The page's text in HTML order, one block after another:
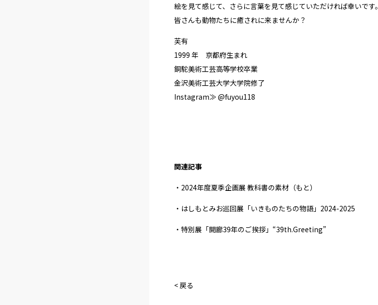
絵を見て感じて、さらに言葉を見て感じていただければ幸いです。
皆さんも動物たちに癒されに来ませんか？
芙有
1999 年 京都府生まれ
銅駝美術工芸高等学校卒業
金沢美術工芸大学大学院修了
Instagram≫ @fuyou118
関連記事
・2024年度夏季企画展 教科書の素材（もと）
・はしもとみお巡回展「いきものたちの物語」2024-2025
・特別展「開廊39年のご挨拶」“39th.Greeting”
< 戻る